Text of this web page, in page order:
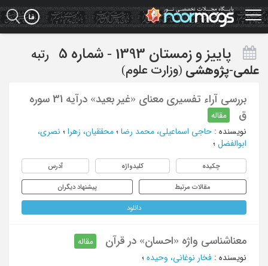
Skip
to
main
پاييز و زمستان 1393 - شماره 5
رتبه
علمی-پژوهشی (وزارت علوم)
بررسی آراء تفسیری معنای «غیر بعید» درآیه 31 سوره
ق
مقاله
نویسنده : حاجی اسماعیلی، محمد رضا ؛ محققیان، زهرا ؛ نصری،
ابوالفضل ؛
چکیده کلیدواژه آدرس
مقالات مرتبط پیشنهاد دیگران
دانلود
معناشناسی واژه «احسان» در قرآن
مقاله
نویسنده : فخار نوغانی، وحیده ؛